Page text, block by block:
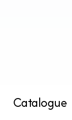
Catalogue